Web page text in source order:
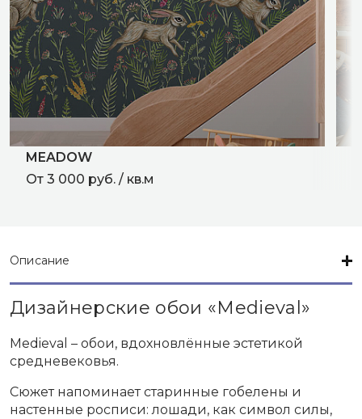
MEADOW
От 3 000 руб. / кв.м
Описание
Дизайнерские обои «Medieval»
Medieval – обои, вдохновлённые эстетикой
средневековья.
Сюжет напоминает старинные гобелены и
настенные росписи: лошади, как символ силы,